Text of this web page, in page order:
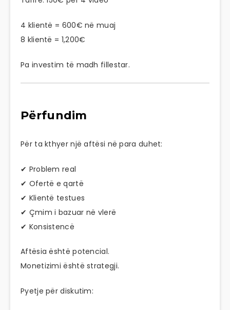
4 klientë = 600€ në muaj
8 klientë = 1,200€
Pa investim të madh fillestar.
Përfundim
Për ta kthyer një aftësi në para duhet:
✔ Problem real
✔ Ofertë e qartë
✔ Klientë testues
✔ Çmim i bazuar në vlerë
✔ Konsistencë
Aftësia është potencial.
Monetizimi është strategji.
Pyetje për diskutim: